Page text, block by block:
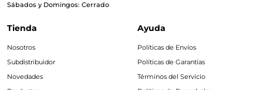
Sábados y Domingos: Cerrado
Tienda
Nosotros
Subdistribuidor
Novedades
Ayuda
Políticas de Envíos
Políticas de Garantías
Términos del Servicio